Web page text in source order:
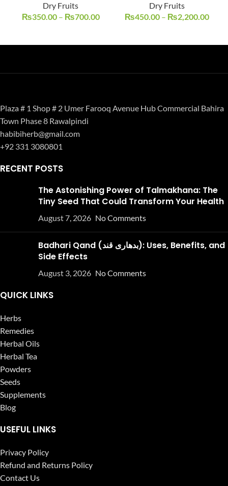
Dry Fruits
₨350.00 – ₨700.00
Dry Fruits
₨450.00 – ₨2,200.00
Plaza # 1 Shop # 2 Umer Farooq Avenue Hub Commercial Bahira
Town Phase 8 Rawalpindi
habibiherb@gmail.com
+92 331 3080801
RECENT POSTS
The Astonishing Power of Talmakhana: The
Tiny Seed That Could Transform Your Health
August 7, 2026 No Comments
Badhari Qand (بدھاری قند): Uses, Benefits, and
Side Effects
August 3, 2026 No Comments
QUICK LINKS
Herbs
Remedies
Herbal Oils
Herbal Tea
Powders
Seeds
Supplements
Blog
USEFUL LINKS
Privacy Policy
Refund and Returns Policy
Contact Us